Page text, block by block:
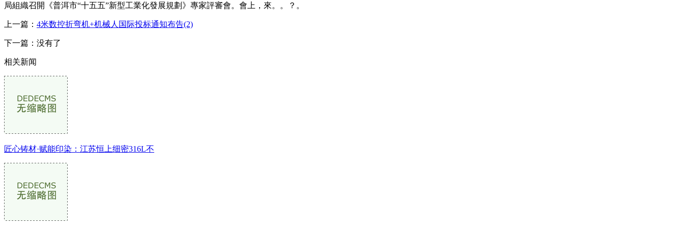
局組織召開《普洱市“十五五”新型工業化發展規劃》專家評審會。會上，來。。？。
上一篇： 4米数控折弯机+机械人国际投标通知布告(2)
下一篇：没有了
相关新闻
匠心铸材·赋能印染：江苏恒上细密316L不